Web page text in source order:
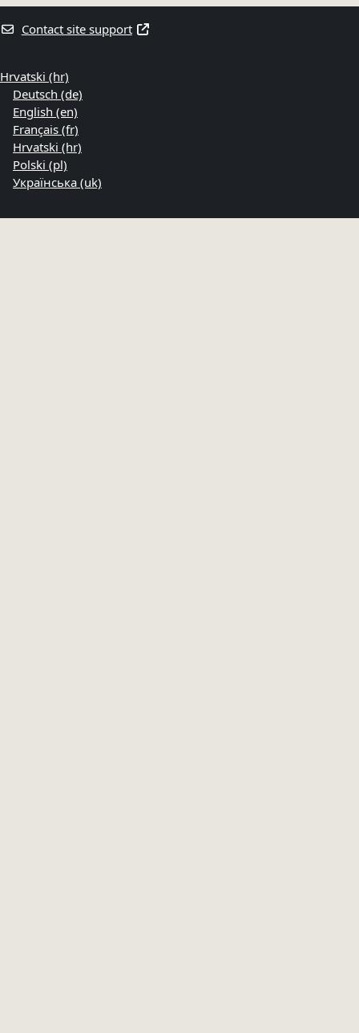
Contact site support
Hrvatski ‎(hr)‎
Deutsch ‎(de)‎
English ‎(en)‎
Français ‎(fr)‎
Hrvatski ‎(hr)‎
Polski ‎(pl)‎
Українська ‎(uk)‎